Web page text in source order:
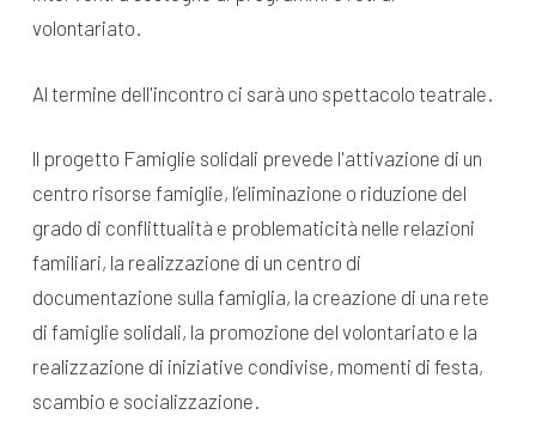
volontariato.
Al termine dell'incontro ci sarà uno spettacolo teatrale.
ll progetto Famiglie solidali prevede l'attivazione di un
centro risorse famiglie, l’eliminazione o riduzione del
grado di conflittualità e problematicità nelle relazioni
familiari, la realizzazione di un centro di
documentazione sulla famiglia, la creazione di una rete
di famiglie solidali, la promozione del volontariato e la
realizzazione di iniziative condivise, momenti di festa,
scambio e socializzazione.
Seguici sui social: